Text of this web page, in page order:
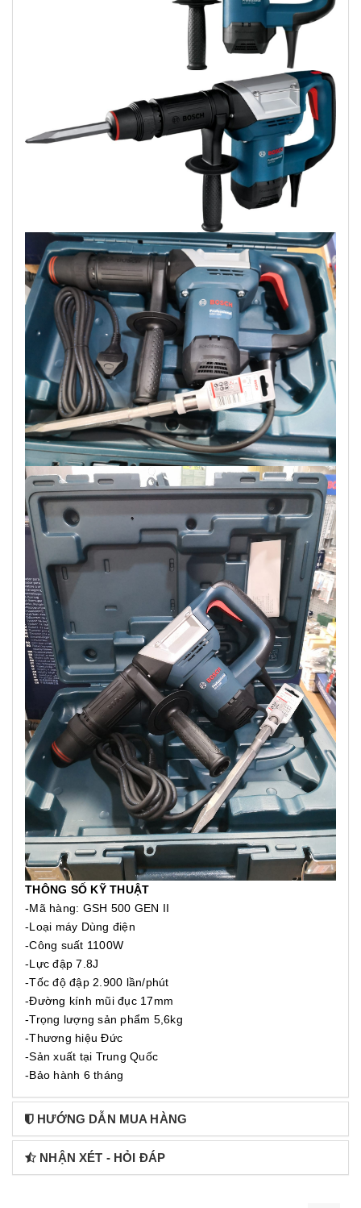
THÔNG SỐ KỸ THUẬT
-Mã hàng: GSH 500 GEN II
-Loại máy Dùng điện
-Công suất 1100W
-Lực đập 7.8J
-Tốc độ đập 2.900 lần/phút
-Đường kính mũi đục 17mm
-Trọng lượng sản phẩm 5,6kg
-Thương hiệu Đức
-Sản xuất tại Trung Quốc
-Bảo hành 6 tháng
HƯỚNG DẪN MUA HÀNG
NHẬN XÉT - HỎI ĐÁP